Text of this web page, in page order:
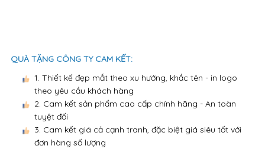
QUÀ TẶNG CÔNG TY CAM KẾT:
1. Thiết kế đẹp mắt theo xu hướng, khắc tên - in logo
theo yêu cầu khách hàng
2. Cam kết sản phẩm cao cấp chính hãng - An toàn
tuyệt đối
3. Cam kết giá cả cạnh tranh, đặc biệt giá siêu tốt với
đơn hàng số lượng